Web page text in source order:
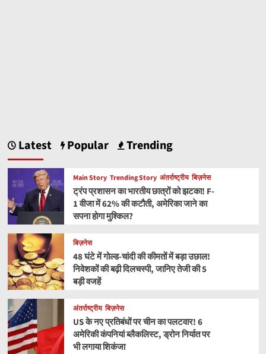
Latest Popular Trending
Main Story Trending Story अंतर्राष्ट्रीय बिज़नेस
ट्रंप प्रशासन का भारतीय छात्रों को झटका! F-
1 वीजा में 62% की कटौती, अमेरिका जाने का
सपना होगा मुश्किल?
बिज़नेस
48 घंटे में गोल्ड-चांदी की कीमतों में बड़ा उछाल!
निवेशकों की बढ़ी दिलचस्पी, जानिए तेजी की 5
बड़ी वजहें
अंतर्राष्ट्रीय बिज़नेस
US के नए प्रतिबंधों पर चीन का पलटवार! 6
अमेरिकी कंपनियां ब्लैकलिस्ट, ड्रोन निर्यात पर
भी लगाया शिकंजा